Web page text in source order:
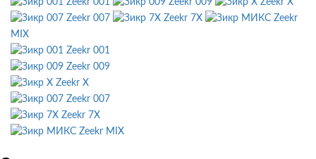
Zeekr 001 Zeekr 009
Zeekr X
Zeekr 007
Zeekr 7X
Zeekr
MIX
Zeekr 001
Zeekr 009
Zeekr X
Zeekr 007
Zeekr 7X
Zeekr MIX